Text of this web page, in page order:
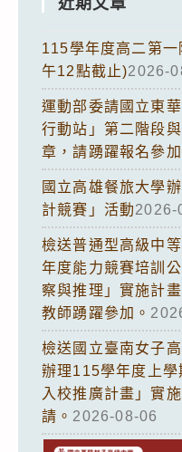
115學年度高二第
午12點截止)2026-
運動部委請國立東
行動站」第二階段
章，請踴躍報名參加
國立高雄餐旅大學
計競賽」活動2026-
檢送普通型高級中
年度能力競賽培訓
察與推理」實施計
教師踴躍參加。
檢送國立臺南女子
辦理115學年度上
入校推廣計畫」實
請。 2026-08-06